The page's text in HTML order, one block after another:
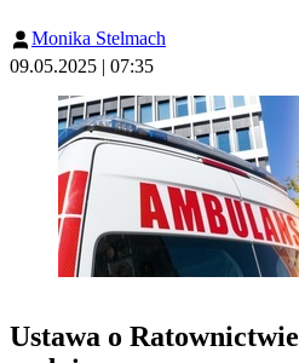
Monika Stelmach
09.05.2025 | 07:35
Ustawa o